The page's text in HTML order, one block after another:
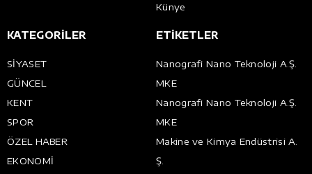
Künye
KATEGORİLER
SİYASET
GÜNCEL
KENT
SPOR
ÖZEL HABER
EKONOMİ
ETİKETLER
Nanografi Nano Teknoloji A.Ş.
MKE
Nanografi Nano Teknoloji A.Ş.
MKE
Makine ve Kimya Endüstrisi A.
Ş.